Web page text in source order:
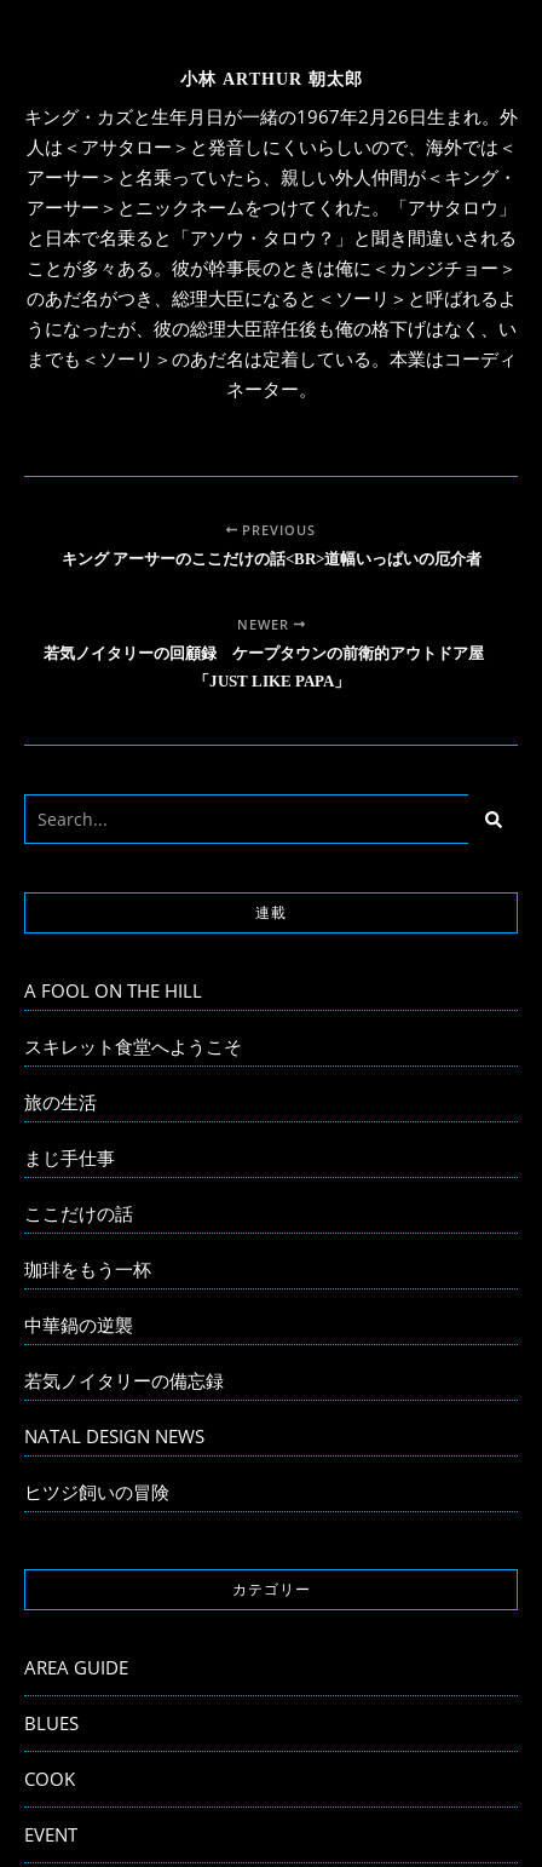
小林 ARTHUR 朝太郎
キング・カズと生年月日が一緒の1967年2月26日生まれ。外
人は＜アサタロー＞と発音しにくいらしいので、海外では＜
アーサー＞と名乗っていたら、親しい外人仲間が＜キング・
アーサー＞とニックネームをつけてくれた。「アサタロウ」
と日本で名乗ると「アソウ・タロウ？」と聞き間違いされる
ことが多々ある。彼が幹事長のときは俺に＜カンジチョー＞
のあだ名がつき、総理大臣になると＜ソーリ＞と呼ばれるよ
うになったが、彼の総理大臣辞任後も俺の格下げはなく、い
までも＜ソーリ＞のあだ名は定着している。本業はコーディ
ネーター。
PREVIOUS
キング アーサーのここだけの話<BR>道幅いっぱいの厄介者
NEWER
若気ノイタリーの回顧録 ケープタウンの前衛的アウトドア屋
「JUST LIKE PAPA」
連載
A FOOL ON THE HILL
スキレット食堂へようこそ
旅の生活
まじ手仕事
ここだけの話
珈琲をもう一杯
中華鍋の逆襲
若気ノイタリーの備忘録
NATAL DESIGN NEWS
ヒツジ飼いの冒険
カテゴリー
AREA GUIDE
BLUES
COOK
EVENT